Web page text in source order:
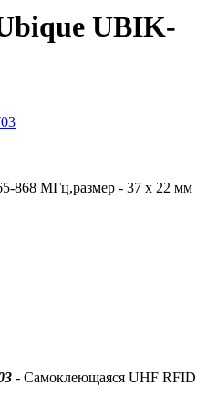
UBIK-
868 МГц,размер - 37 х 22 мм
- Самоклеющаяся UHF RFID